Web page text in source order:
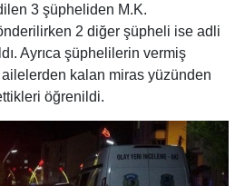
3 şüpheliden M.K.
2 diğer şüpheli ise adli
Ayrıca şüphelilerin vermiş
kalan miras yüzünden
öğrenildi.